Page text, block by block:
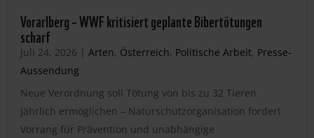
Vorarlberg – WWF kritisiert geplante Bibertötungen
scharf
Juli 24, 2026 | Arten, Österreich, Politische Arbeit, Presse-
Aussendung
Neue Verordnung soll Tötung von bis zu 32 Tieren
jährlich ermöglichen – Naturschutzorganisation fordert
Vorrang für Prävention und unabhängige